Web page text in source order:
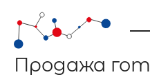
Продажа